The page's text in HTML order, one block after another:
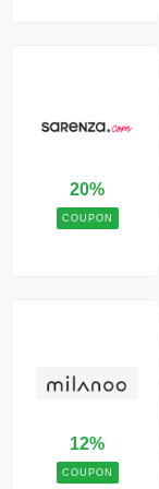
20%
COUPON
12%
COUPON